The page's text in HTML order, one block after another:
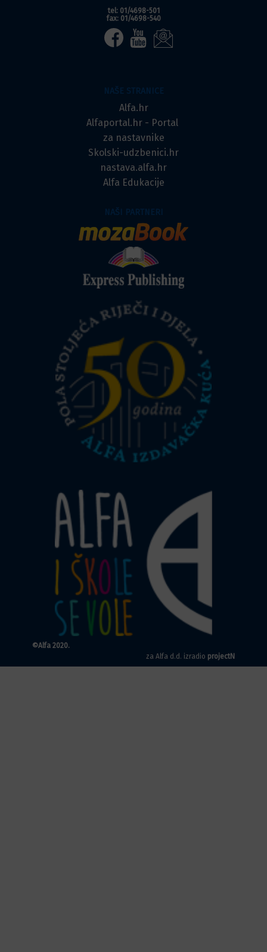
tel: 01/4698-501
fax: 01/4698-540
NAŠE STRANICE
Alfa.hr
Alfaportal.hr - Portal
za nastavnike
Skolski-udzbenici.hr
nastava.alfa.hr
Alfa Edukacije
NAŠI PARTNERI
©Alfa 2020.
za Alfa d.d. izradio projectN